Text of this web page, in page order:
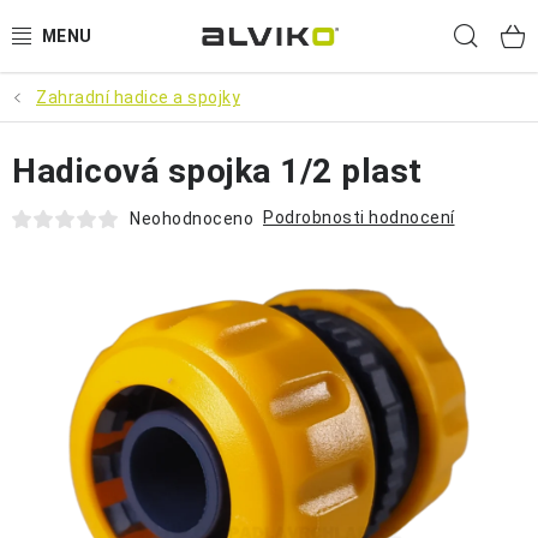
na
VÝPRODEJ
🌱 ZAHRADA 🌱
💦 SUDY NA VODU 💦
BRUMEE ODRÁŽEDLA
🐕‍🦺 DOMÁCÍ MAZLÍČCI 🐈
SUDY NA VÍNO
Zahradní hadice a spojky
Hadicová spojka 1/2 plast
Neohodnoceno Podrobnosti hodnocení